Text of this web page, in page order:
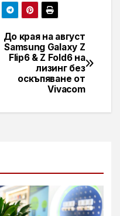
До края на август
Samsung Galaxy Z
Flip6 & Z Fold6 на
лизинг без
оскъпяване от
Vivacom